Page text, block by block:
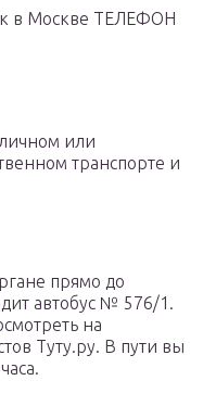
в Москве ТЕЛЕФОН
или
транспорте и
прямо до
автобус № 576/1.
на
Туту.ру. В пути вы